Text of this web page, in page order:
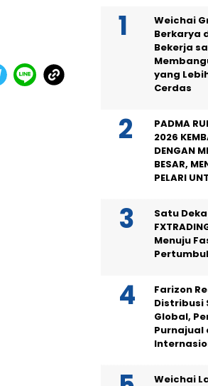
Weichai
Berkarya
Bekerja
yang
Cerdas
PADMA
2026
DENGAN
BESAR,
PELARI
Satu
Menuju
Farizon
Distribusi
Global,
Purnajual
Weichai